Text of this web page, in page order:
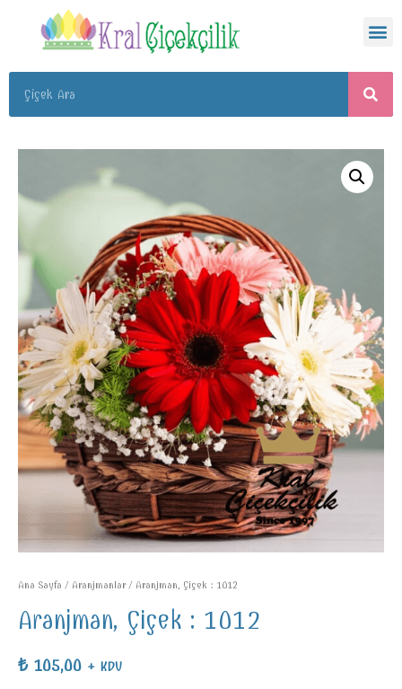
Ana Sayfa / Aranjmanlar/ Aranjman, Çiçek : 1012
Aranjman, Çiçek : 1012
₺105,00 + KDV